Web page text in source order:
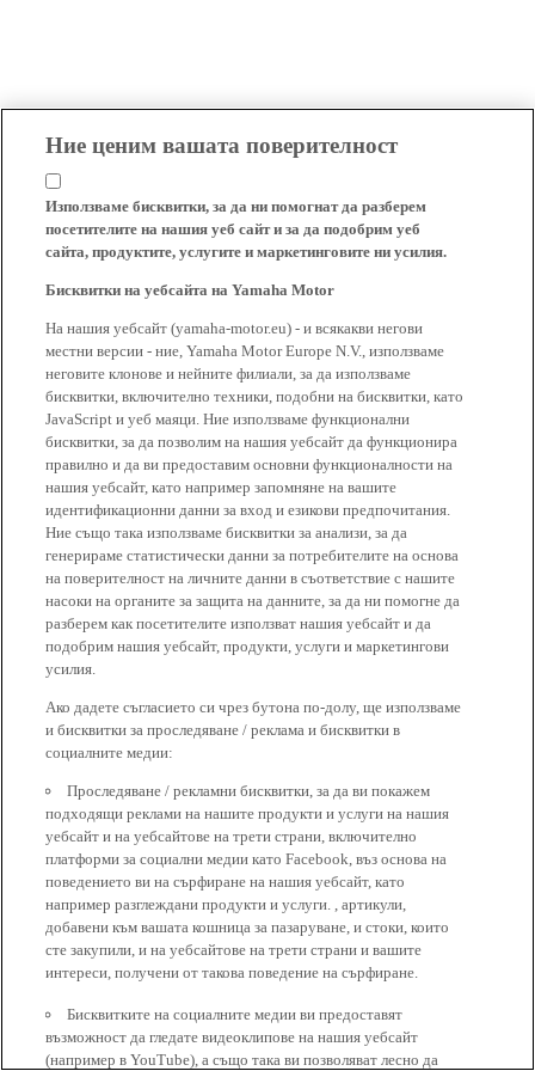
Ние ценим вашата поверителност
Използваме бисквитки, за да ни помогнат да разберем
посетителите на нашия уеб сайт и за да подобрим уеб
сайта, продуктите, услугите и маркетинговите ни усилия.
Бисквитки на уебсайта на Yamaha Motor
На нашия уебсайт (yamaha-motor.eu) - и всякакви негови
местни версии - ние, Yamaha Motor Europe N.V., използваме
неговите клонове и нейните филиали, за да използваме
бисквитки, включително техники, подобни на бисквитки, като
JavaScript и уеб маяци. Ние използваме функционални
бисквитки, за да позволим на нашия уебсайт да функционира
правилно и да ви предоставим основни функционалности на
нашия уебсайт, като например запомняне на вашите
идентификационни данни за вход и езикови предпочитания.
Ние също така използваме бисквитки за анализи, за да
генерираме статистически данни за потребителите на основа
на поверителност на личните данни в съответствие с нашите
насоки на органите за защита на данните, за да ни помогне да
разберем как посетителите използват нашия уебсайт и да
подобрим нашия уебсайт, продукти, услуги и маркетингови
усилия.
Ако дадете съгласието си чрез бутона по-долу, ще използваме
и бисквитки за проследяване / реклама и бисквитки в
социалните медии:
Проследяване / рекламни бисквитки, за да ви покажем
подходящи реклами на нашите продукти и услуги на нашия
уебсайт и на уебсайтове на трети страни, включително
платформи за социални медии като Facebook, въз основа на
поведението ви на сърфиране на нашия уебсайт, като
например разглеждани продукти и услуги. , артикули,
добавени към вашата кошница за пазаруване, и стоки, които
сте закупили, и на уебсайтове на трети страни и вашите
интереси, получени от такова поведение на сърфиране.
Бисквитките на социалните медии ви предоставят
възможност да гледате видеоклипове на нашия уебсайт
(например в YouTube), а също така ви позволяват лесно да